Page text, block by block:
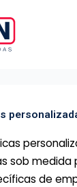
sob medida
de